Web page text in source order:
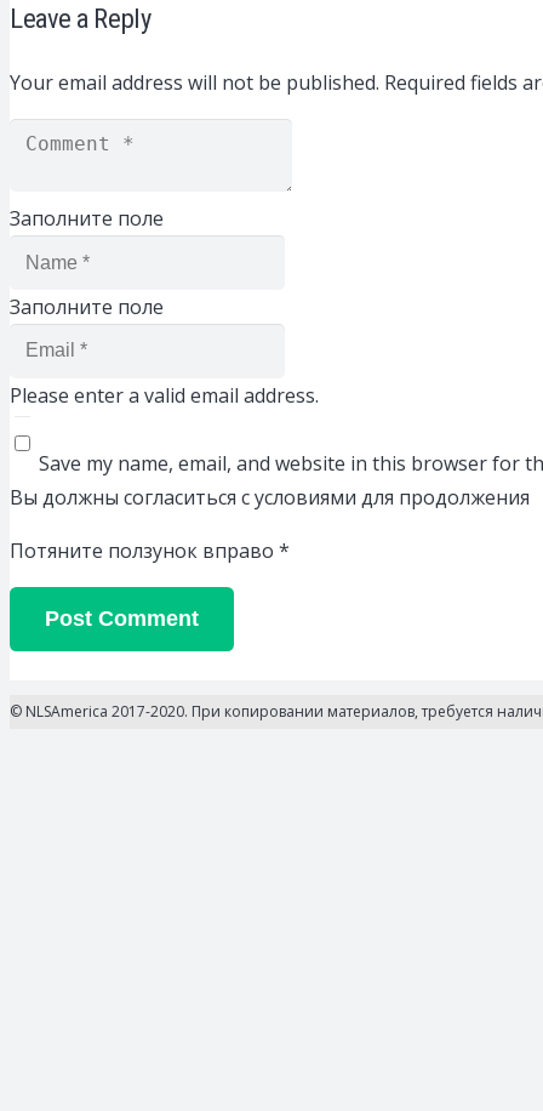
Leave a Reply
Your email address will not be published. Required fields
Заполните поле
Заполните поле
Please enter a valid email address.
Save my name, email, and website in this browser for
Вы должны согласиться с условиями для продолжения
Потяните ползунок вправо *
Post Comment
© NLSAmerica 2017-2020. При копировании материалов, требуется